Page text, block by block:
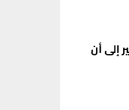
إلى أن